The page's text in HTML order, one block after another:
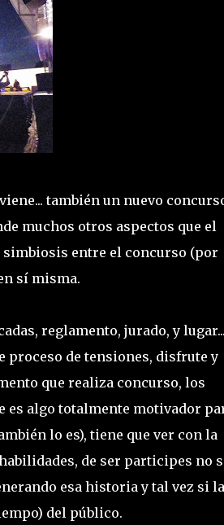
también un nuevo
muchos otros aspectos que el
simbiosis entre el concurso (por
sí misma.
reglamento, jurado, y lugar...
proceso de tensiones, disfrute y
que realiza concurso, los
es algo totalmente motivador
lo es), tiene que ver con la
de ser participes no
esa historia y tal vez si
del público.